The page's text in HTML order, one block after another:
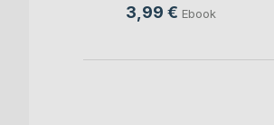
3,99 € Ebook